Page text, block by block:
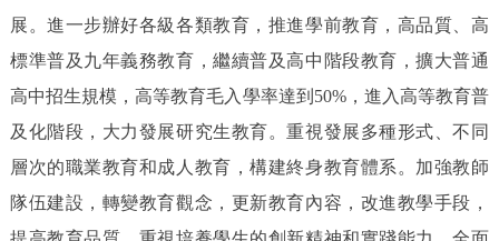
展。進一步辦好各級各類教育，推進學前教育，高品質、高
標準普及九年義務教育，繼續普及高中階段教育，擴大普通
高中招生規模，高等教育毛入學率達到50%，進入高等教育普
及化階段，大力發展研究生教育。重視發展多種形式、不同
層次的職業教育和成人教育，構建終身教育體系。加強教師
隊伍建設，轉變教育觀念，更新教育內容，改進教學手段，